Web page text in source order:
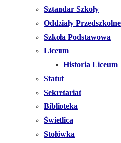
Sztandar Szkoły
Oddziały Przedszkolne
Szkoła Podstawowa
Liceum
Historia Liceum
Statut
Sekretariat
Biblioteka
Świetlica
Stołówka